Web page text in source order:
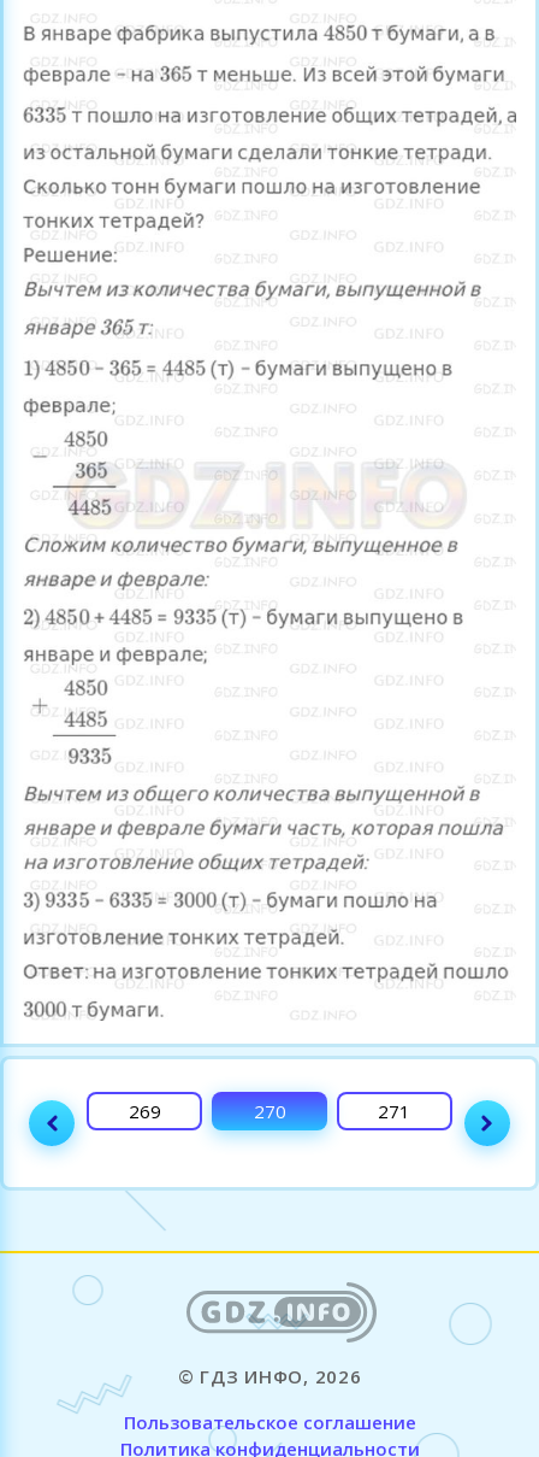
268 269 270 271 272
© ГДЗ ИНФО, 2026
Пользовательское соглашение
Политика конфиденциальности